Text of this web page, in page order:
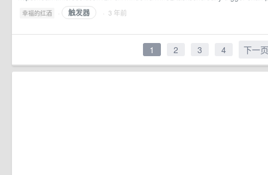
幸福的红酒 · 触发器 · 3 年前
1 2 3 4 下一页